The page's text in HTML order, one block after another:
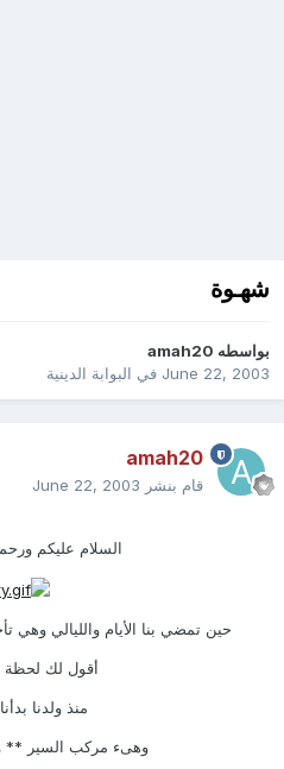
شهـوة
بواسطه amah20
June 22, 2003في البوابة الدينية
amah20
قام بنشر June 22, 2003
السلام عليكم
حين تمضي بنا الأيام والليالي وهي
أقول لك
منذ ولدنا
وهىء مركب السير **